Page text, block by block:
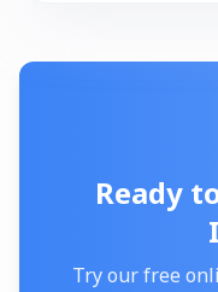
Ready
Try our free